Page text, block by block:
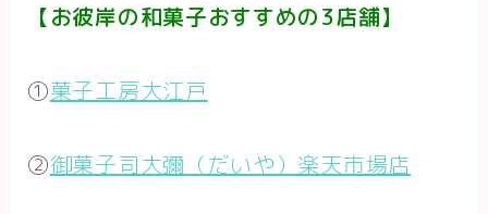
【お彼岸の和菓子おすすめの3店舗】
①菓子工房大江戸
②御菓子司大彌（だいや）楽天市場店